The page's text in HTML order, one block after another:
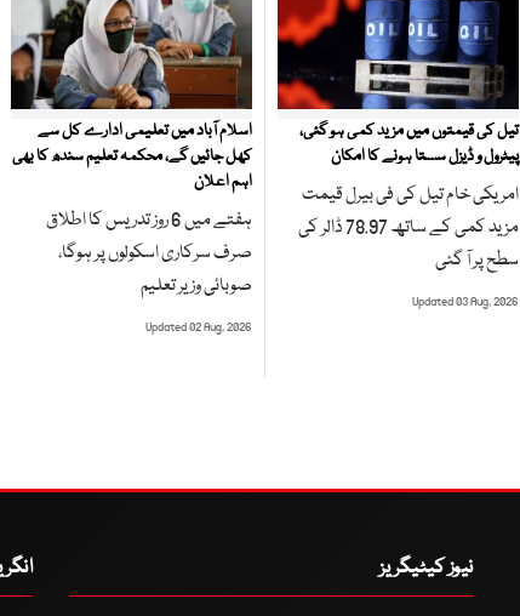
تیل کی قیمتوں میں مزید کمی ہو گئی،
پیٹرول و ڈیزل سستا ہونے کا امکان
امریکی خام تیل کی فی بیرل قیمت
مزید کمی کے ساتھ 78.97 ڈالر کی
سطح پر آ گئی
Updated 03 Aug, 2026
اسلام آباد میں تعلیمی ادارے کل سے
کھل جائیں گے، محکمہ تعلیم سندھ کا بھی
اہم اعلان
ہفتے میں 6 روز تدریس کا اطلاق
صرف سرکاری اسکولوں پر ہوگا،
صوبائی وزیر تعلیم
Updated 02 Aug, 2026
نیوز کیٹیگریز